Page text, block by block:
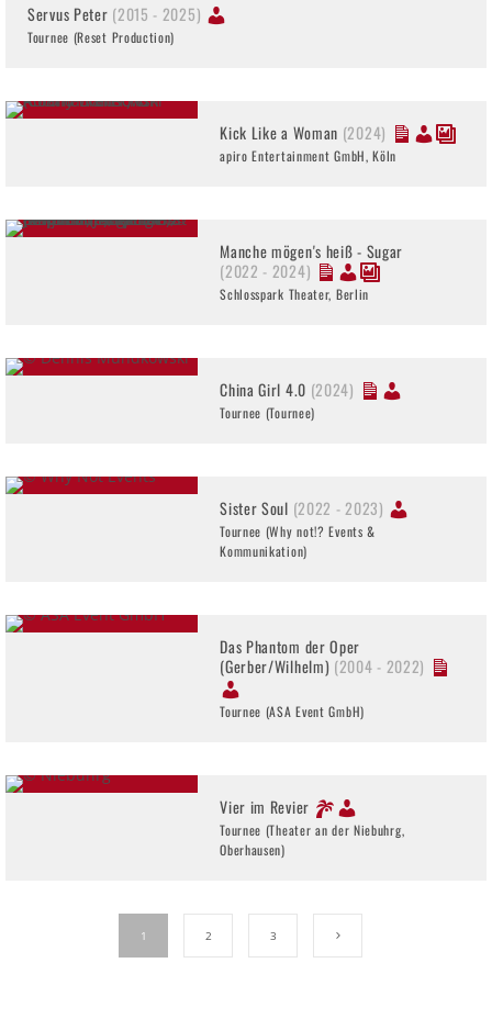
Servus Peter (2015 - 2025)
Tournee (Reset Production)
Kick Like a Woman (2024)
apiro Entertainment GmbH, Köln
Manche mögen's heiß - Sugar
(2022 - 2024)
Schlosspark Theater, Berlin
China Girl 4.0 (2024)
Tournee (Tournee)
Sister Soul (2022 - 2023)
Tournee (Why not!? Events &
Kommunikation)
Das Phantom der Oper
(Gerber/Wilhelm) (2004 - 2022)
Tournee (ASA Event GmbH)
Vier im Revier
Tournee (Theater an der Niebuhrg,
Oberhausen)
1 2 3